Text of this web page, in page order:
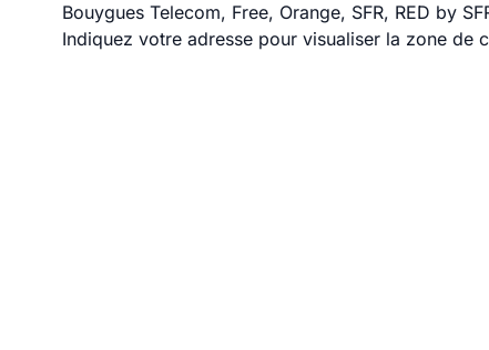
Bouygues Telecom, Free, Orange, SFR, RED by
Indiquez votre adresse pour visualiser la zone